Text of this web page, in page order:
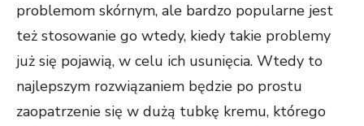
problemom skórnym, ale bardzo popularne jest
też stosowanie go wtedy, kiedy takie problemy
już się pojawią, w celu ich usunięcia. Wtedy to
najlepszym rozwiązaniem będzie po prostu
zaopatrzenie się w dużą tubkę kremu, którego